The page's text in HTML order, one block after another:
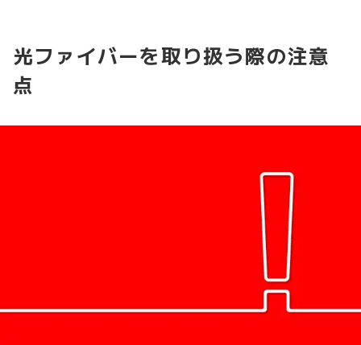
光ファイバーを取り扱う際の注意
点